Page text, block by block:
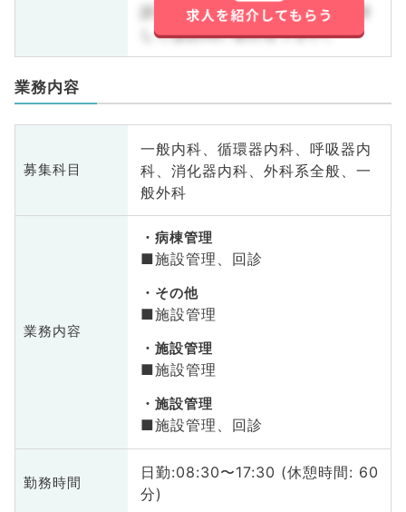
詳しくはお問い合わせ下さい。詳
しくはお問い合わせ下さい。
業務内容
募集科目
一般内科、循環器内科、呼吸器内
科、消化器内科、外科系全般、一
般外科
業務内容
病棟管理
■施設管理、回診
その他
■施設管理
施設管理
■施設管理
施設管理
■施設管理、回診
勤務時間
日勤:08:30〜17:30 (休憩時間: 60
分)